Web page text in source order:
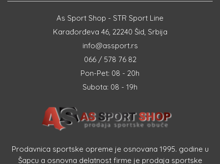
As Sport Shop - STR Sport Line
Karađorđeva 46, 22240 Šid, Srbija
info@assport.rs
066 / 578 76 82
Pon-Pet: 08 - 20h
Subota: 08 - 19h
Prodavnica sportske opreme je osnovana 1995. godine u
Šapcu a osnovna delatnost firme je prodaja sportske